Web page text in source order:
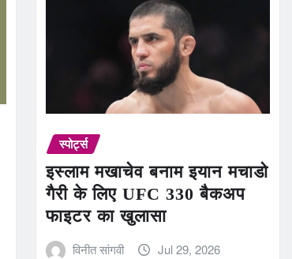
स्पोर्ट्स
इस्लाम मखाचेव बनाम इयान मचाडो
गैरी के लिए UFC 330 बैकअप
फाइटर का खुलासा
विनीत सांगवी Jul 29, 2026